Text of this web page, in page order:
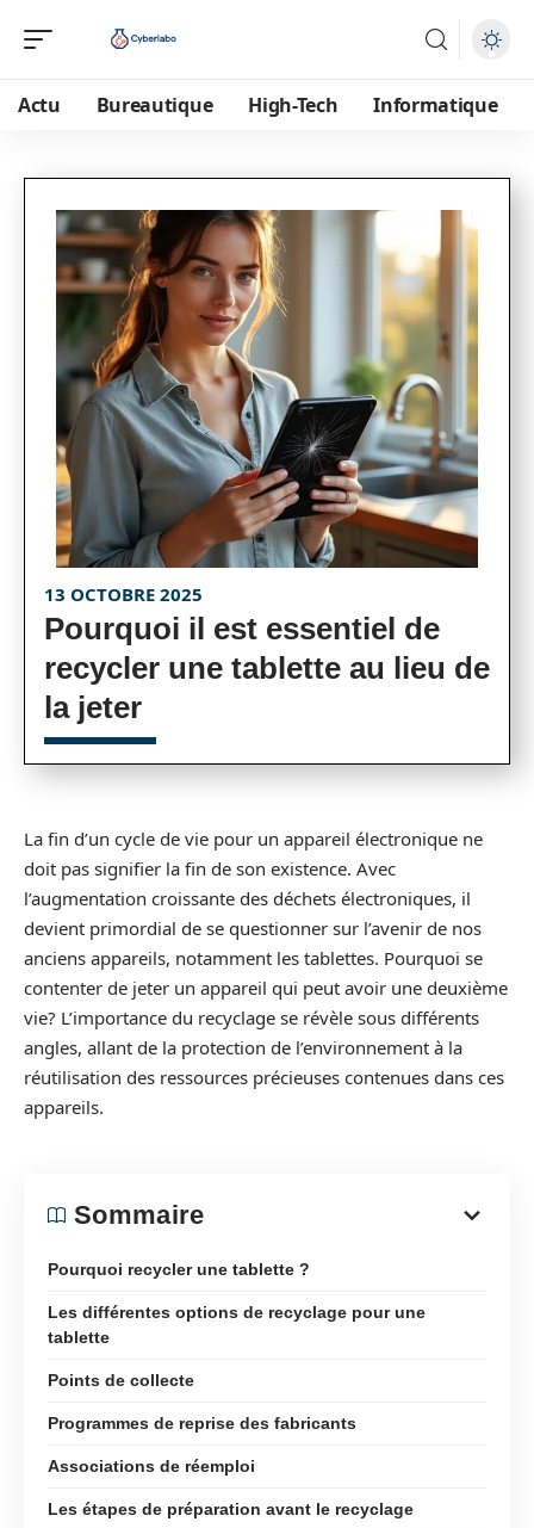
Actu Bureautique High-Tech Informatique
13 OCTOBRE 2025
Pourquoi il est essentiel de
recycler une tablette au lieu de
la jeter
La fin d’un cycle de vie pour un appareil électronique ne
doit pas signifier la fin de son existence. Avec
l’augmentation croissante des déchets électroniques, il
devient primordial de se questionner sur l’avenir de nos
anciens appareils, notamment les tablettes. Pourquoi se
contenter de jeter un appareil qui peut avoir une deuxième
vie? L’importance du recyclage se révèle sous différents
angles, allant de la protection de l’environnement à la
réutilisation des ressources précieuses contenues dans ces
appareils.
Sommaire
Pourquoi recycler une tablette ?
Les différentes options de recyclage pour une
tablette
Points de collecte
Programmes de reprise des fabricants
Associations de réemploi
Les étapes de préparation avant le recyclage